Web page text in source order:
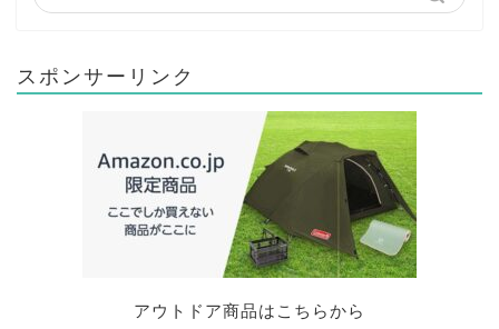
スポンサーリンク
アウトドア商品はこちらから